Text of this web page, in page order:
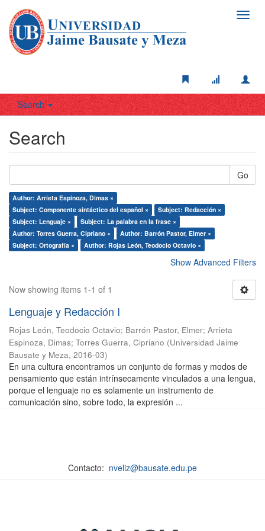
Search
Search
Go
Author: Arrieta Espinoza, Dimas ×
Subject: Componente sintáctico del español ×
Subject: Redacción ×
Subject: Lenguaje ×
Subject: La palabra en la frase ×
Author: Torres Guerra, Cipriano ×
Author: Barrón Pastor, Elmer ×
Subject: Ortografía ×
Author: Rojas León, Teodocio Octavio ×
Show Advanced Filters
Now showing items 1-1 of 1
Lenguaje y Redacción I
Rojas León, Teodocio Octavio; Barrón Pastor, Elmer; Arrieta
Espinoza, Dimas; Torres Guerra, Cipriano (Universidad Jaime
Bausate y Meza, 2016-03)
En una cultura encontramos un conjunto de formas y modos de
pensamiento que están intrínsecamente vinculados a una lengua,
porque el lenguaje no es solamente un instrumento de
comunicación sino, sobre todo, la expresión ...
Contacto: nveliz@bausate.edu.pe